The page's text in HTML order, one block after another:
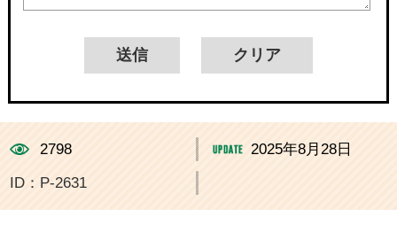
2798 2025年8月28日
ID：P-2631